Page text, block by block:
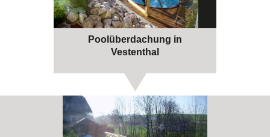
Poolüberdachung in
Vestenthal